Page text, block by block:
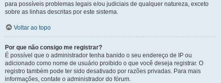
para possíveis problemas legais e/ou judiciais de qualquer natureza, exceto
sobre as linhas descritas por este sistema.
Voltar ao topo
Por que não consigo me registrar?
É possível que o administrador tenha banido o seu endereço de IP ou
adicionado como nome de usuário proibido o que você deseja registrar. O
registro também pode ter sido desativado por razões privadas. Para mais
informações, contate o administrador do fórum.